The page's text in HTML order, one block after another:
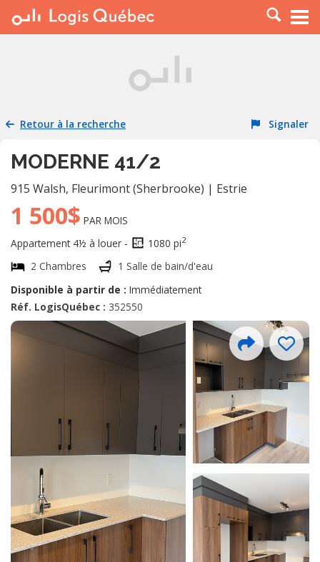
À LOUER
PLACER UNE ANNONCE
RESSOURCES
Retour à la recherche Signaler
MODERNE 41/2
915 Walsh, Fleurimont (Sherbrooke) | Estrie
1 500$ PAR MOIS
Appartement 4½ à louer -
1080 pi2
2 Chambres
1 Salle de bain/d'eau
Disponible à partir de : Immédiatement
Réf. LogisQuébec : 352550